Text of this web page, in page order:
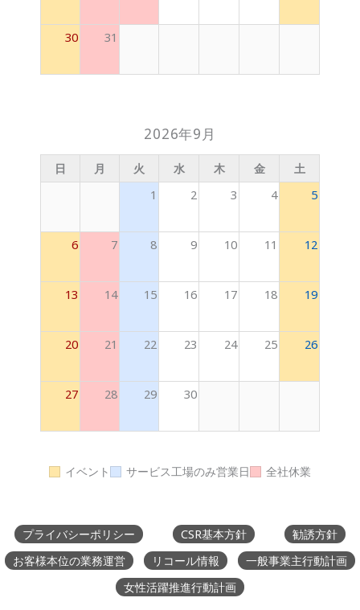
30 31
2026年9月
日 月 火 水 木 金 土
1 2 3 4 5
6 7 8 9 10 11 12
13 14 15 16 17 18 19
20 21 22 23 24 25 26
27 28 29 30
イベント サービス工場のみ営業日 全社休業
プライバシーポリシー CSR基本方針
勧誘方針
お客様本位の業務運営
リコール情報
一般事業主行動計画
女性活躍推進行動計画